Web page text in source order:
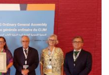
Educação
Olímpica
Equipa Portugal